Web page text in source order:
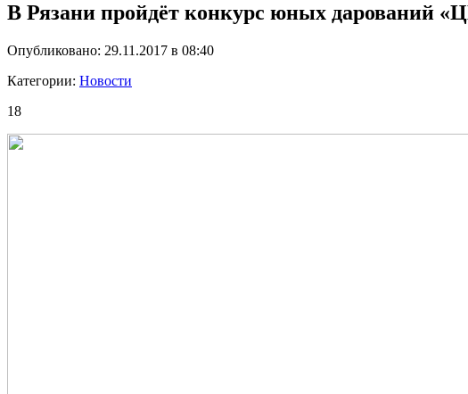
В Рязани пройдёт конкурс юных
Опубликовано: 29.11.2017 в 08:40
Категории: Новости
18